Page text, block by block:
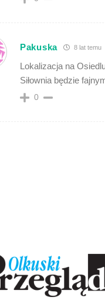
Pakuska 8 lat temu
Lokalizacja na
Siłownia będzie
0